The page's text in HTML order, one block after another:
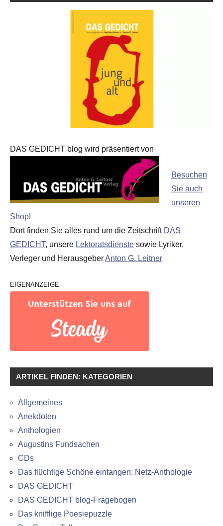
DAS GEDICHT blog wird präsentiert von
Besuchen
Sie auch
unseren
Shop!
Dort finden Sie alles rund um die Zeitschrift DAS
GEDICHT, unsere Lektoratsdienste sowie Lyriker,
Verleger und HerausgeberAnton G. Leitner
EIGENANZEIGE
ARTIKEL FINDEN: KATEGORIEN
Allgemeines
Anekdoten
Anthologien
Augustins Fundsachen
CDs
Das flüchtige Schöne einfangen: Netz-Anthologie
DAS GEDICHT
DAS GEDICHT blog-Fragebogen
Das knifflige Poesiepuzzle